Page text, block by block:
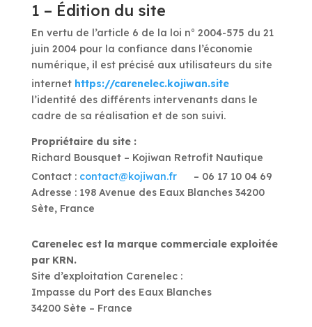
1 – Édition du site
En vertu de l’article 6 de la loi n° 2004-575 du 21
juin 2004 pour la confiance dans l’économie
numérique, il est précisé aux utilisateurs du site
internet https://carenelec.kojiwan.site
l’identité des différents intervenants dans le
cadre de sa réalisation et de son suivi.
Propriétaire du site :
Richard Bousquet – Kojiwan Retrofit Nautique
Contact : contact@kojiwan.fr
– 06 17 10 04 69
Adresse : 198 Avenue des Eaux Blanches 34200
Sète, France
Carenelec est la marque commerciale exploitée
par KRN.
Site d’exploitation Carenelec :
Impasse du Port des Eaux Blanches
34200 Sète – France